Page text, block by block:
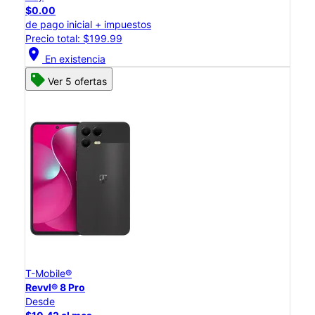
$0.00
de pago inicial + impuestos
Precio total: $199.99
location_on En existencia
Ver 5 ofertas
T-Mobile®
Revvl® 8 Pro
Desde